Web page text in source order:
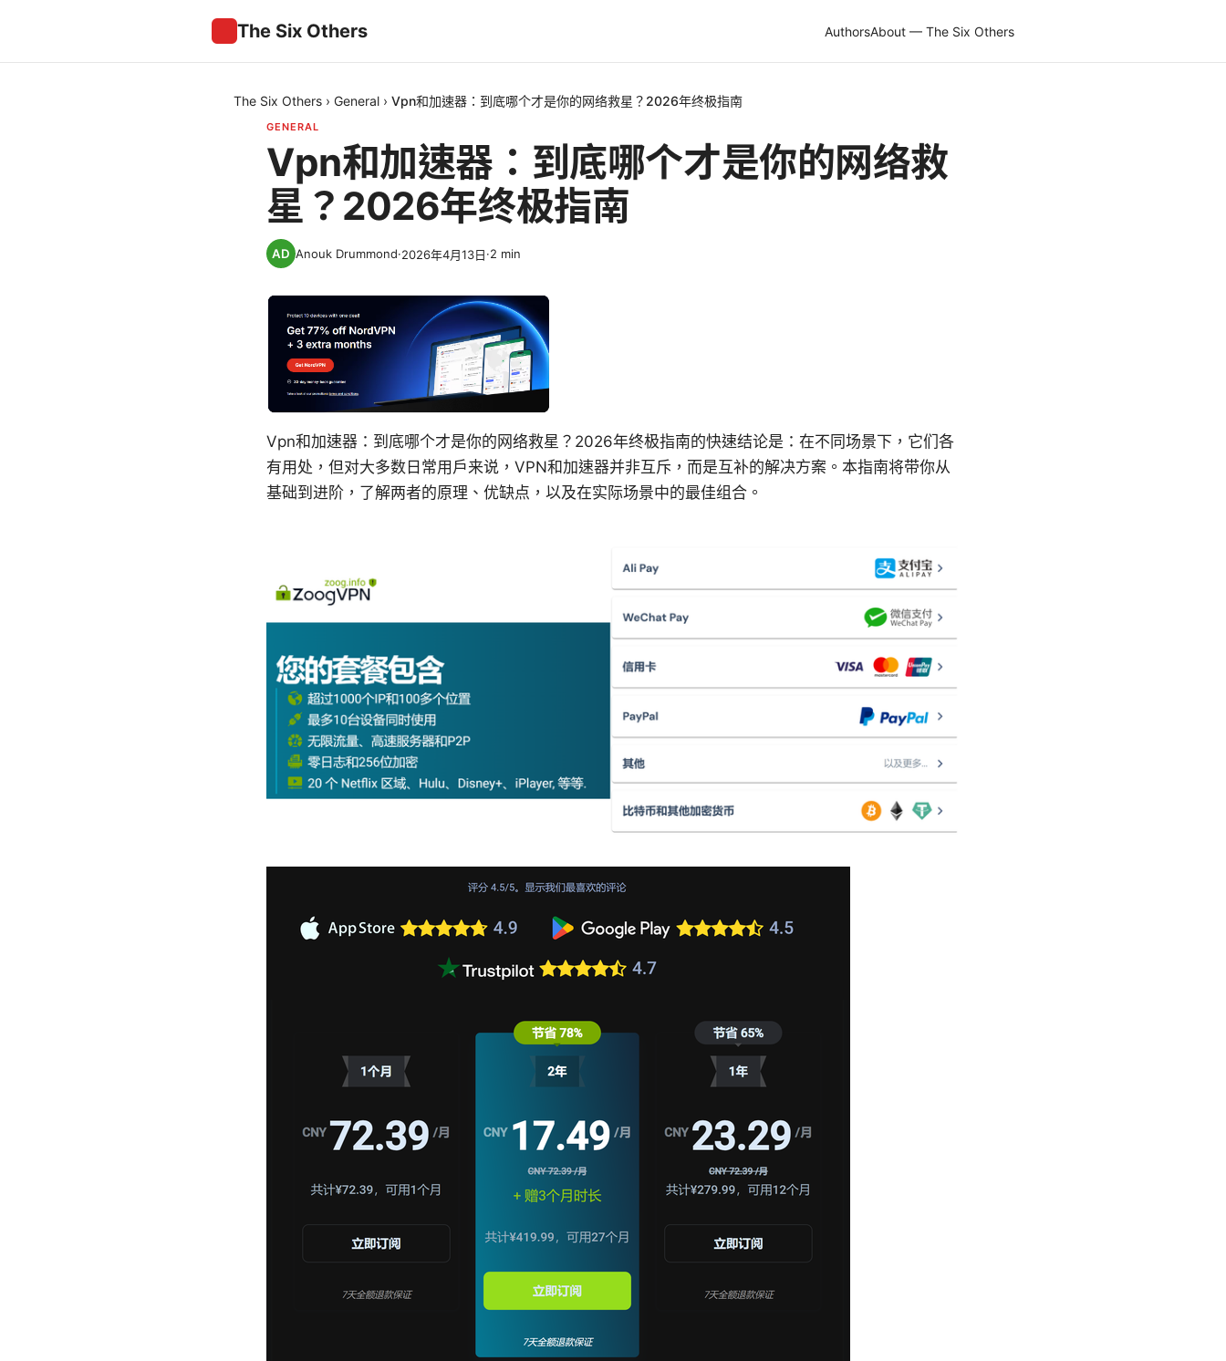
The Six Others AuthorsAbout — The Six Others
The Six Others › General › Vpn和加速器：到底哪个才是你的网络救星？2026年终极指南
GENERAL
Vpn和加速器：到底哪个才是你的网络救
星？2026年终极指南
Anouk Drummond·2026年4月13日·2 min
Vpn和加速器：到底哪个才是你的网络救星？2026年终极指南的快速结论是：在不同场景下，它们各
有用处，但对大多数日常用户来说，VPN和加速器并非互斥，而是互补的解决方案。本指南将带你从
基础到进阶，了解两者的原理、优缺点，以及在实际场景中的最佳组合。